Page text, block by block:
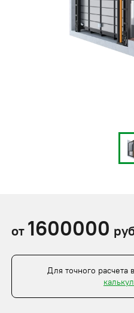
от 1600000
Для точного расчета